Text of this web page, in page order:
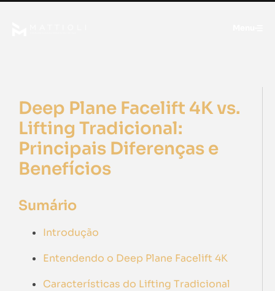
Deep Plane Facelift 4K vs.
Lifting Tradicional:
Principais Diferenças e
Benefícios
Sumário
Introdução
Entendendo o Deep Plane Facelift 4K
Características do Lifting Tradicional